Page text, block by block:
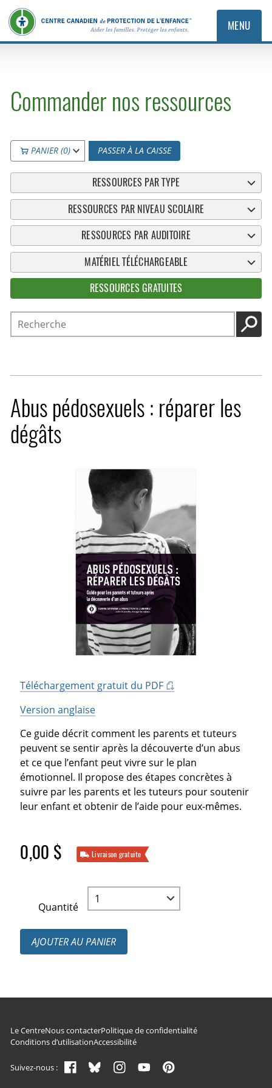
MENU
Commander nos ressources
PANIER (0) PASSER À LA CAISSE
RESSOURCES PAR TYPE
RESSOURCES PAR NIVEAU SCOLAIRE
RESSOURCES PAR AUDITOIRE
MATÉRIEL TÉLÉCHARGEABLE
RESSOURCES GRATUITES
Recherche
Abus pédosexuels : réparer les
dégâts
Téléchargement gratuit du PDF
Version anglaise
Ce guide décrit comment les parents et tuteurs
peuvent se sentir après la découverte d’un abus
et ce que l’enfant peut vivre sur le plan
émotionnel. Il propose des étapes concrètes à
suivre par les parents et les tuteurs pour soutenir
leur enfant et obtenir de l’aide pour eux-mêmes.
0,00 $ Livraison gratuite
Quantité
AJOUTER AU PANIER
Navigation du pied de page
Le CentreNous contacterPolitique de confidentialité
Conditions d’utilisationAccessibilité
Suivez-nous :